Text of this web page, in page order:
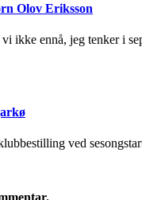
Olov Eriksson
ikke ennå, jeg tenker i
ved